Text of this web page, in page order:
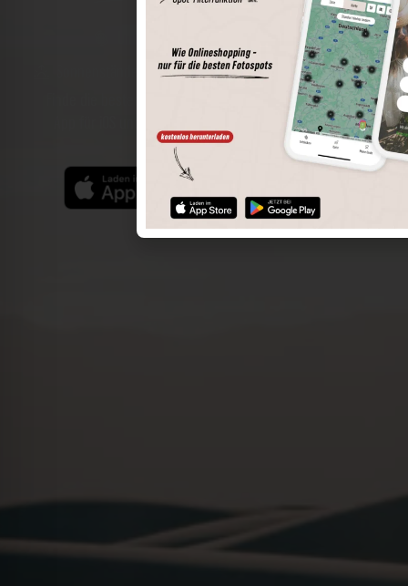
Spots speichern
Sonnenstände am Spot
Spotdetails
Filterfunktion
Finde die besten Fotospots noch einfacher mit unserer
App für iOS und Android und genieße einen größeren
Funktionsumfang